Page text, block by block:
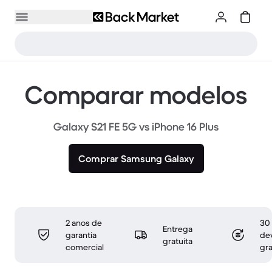
Comparar modelos
Galaxy S21 FE 5G vs iPhone 16 Plus
Comprar Samsung Galaxy
2 anos de
garantia
comercial
Entrega
gratuita
30